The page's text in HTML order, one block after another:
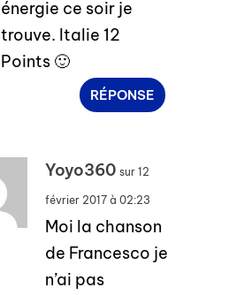
énergie ce soir je
trouve. Italie 12
Points 🙂
RÉPONSE
Yoyo360 sur 12
février 2017 à 02:23
Moi la chanson
de Francesco je
n’ai pas